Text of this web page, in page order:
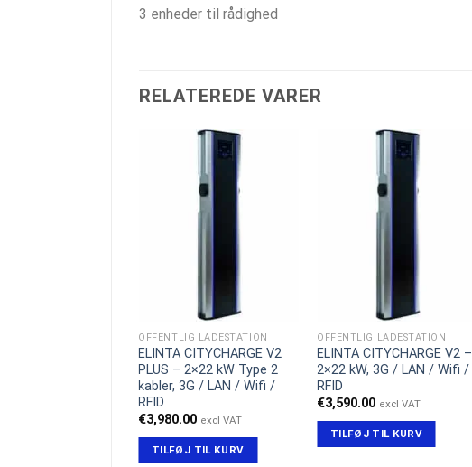
3 enheder til rådighed
RELATEREDE VARER
OFFENTLIG LADESTATION
ELINTA CITYCHARGE V2
PLUS – 2×22 kW Type 2
kabler, 3G / LAN / Wifi /
RFID
€3,980.00 excl VAT
TILFØJ TIL KURV
OFFENTLIG LADESTATION
ELINTA CITYCHARGE V2 –
2×22 kW, 3G / LAN / Wifi /
RFID
€3,590.00 excl VAT
TILFØJ TIL KURV